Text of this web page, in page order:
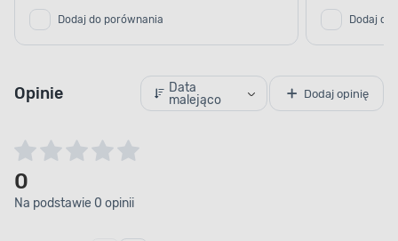
Dodaj do porównania Dodaj do
Opinie
Data
malejąco
Dodaj opinię
0
Na podstawie 0 opinii